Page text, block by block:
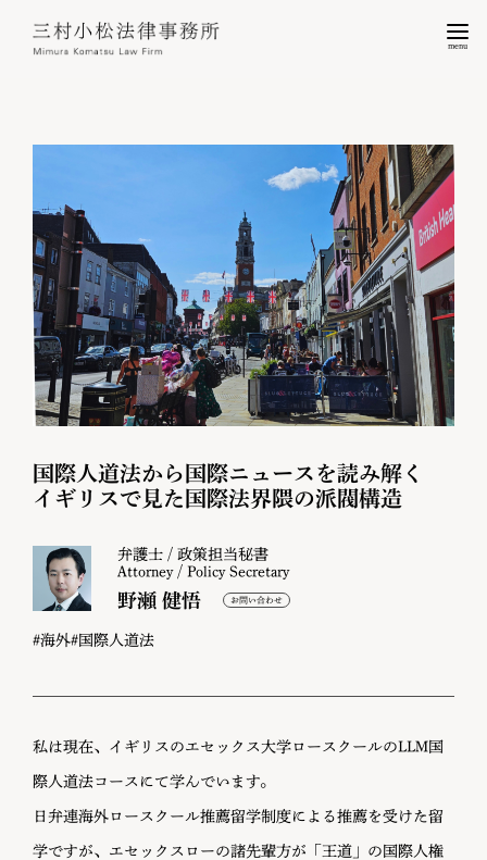
menu
国際人道法から国際ニュースを読み解く
イギリスで見た国際法界隈の派閥構造
弁護士 / 政策担当秘書
Attorney / Policy Secretary
野瀬 健悟
#海外#国際人道法
私は現在、イギリスのエセックス大学ロースクールのLLM国
際人道法コースにて学んでいます。
日弁連海外ロースクール推薦留学制度による推薦を受けた留
学ですが、エセックスローの諸先輩方が「王道」の国際人権